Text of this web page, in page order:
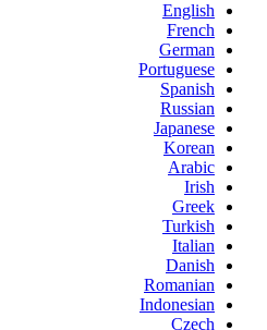
English
French
German
Portuguese
Spanish
Russian
Japanese
Korean
Arabic
Irish
Greek
Turkish
Italian
Danish
Romanian
Indonesian
Czech